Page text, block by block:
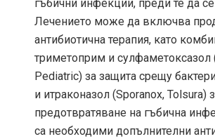
гъбични инфекции, преди те да се
Лечението може да включва
антибиотична терапия, като
триметоприм и сулфаметоксазол
Pediatric) за защита срещу
и итраконазол (Sporanox, Tolsura)
предотвратяване на гъбична
са необходими допълнителни